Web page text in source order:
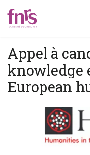
Appel à
knowledge
European